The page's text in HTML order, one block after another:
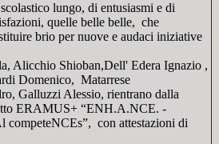
lungo, di entusiasmi e di
quelle belle belle, che
brio per nuove e audaci iniziative
Alicchio Shioban,Dell' Edera Ignazio ,
Domenico, Matarrese
Galluzzi Alessio, rientrano dalla
ERAMUS+ “ENH.A.NCE. -
competeNCEs”, con attestazioni di